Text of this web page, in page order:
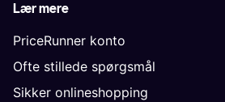
Lær mere
PriceRunner konto
Ofte stillede spørgsmål
Sikker onlineshopping